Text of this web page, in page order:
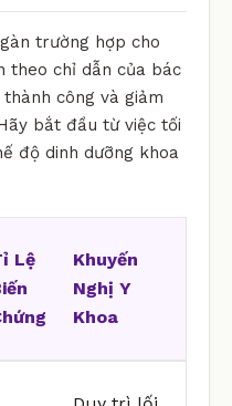
trường hợp cho
theo chỉ dẫn của bác
công và giảm
bắt đầu từ việc tối
độ dinh dưỡng khoa
Lệ
Khuyến
Nghị Y
Khoa